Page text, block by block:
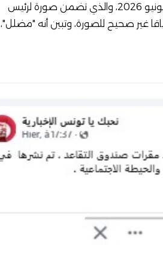
متداول على صفحات التواصل الاجتماعي، يوم 7 يونيو 2026، والذي تضمن صورة لرئيس
غير صحيح للصورة، وتبين أنه "مضلل"،